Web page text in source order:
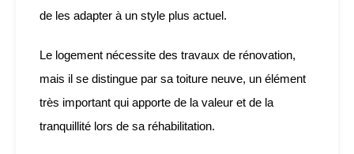
de les adapter à un style plus actuel.
Le logement nécessite des travaux de rénovation,
mais il se distingue par sa toiture neuve, un élément
très important qui apporte de la valeur et de la
tranquillité lors de sa réhabilitation.